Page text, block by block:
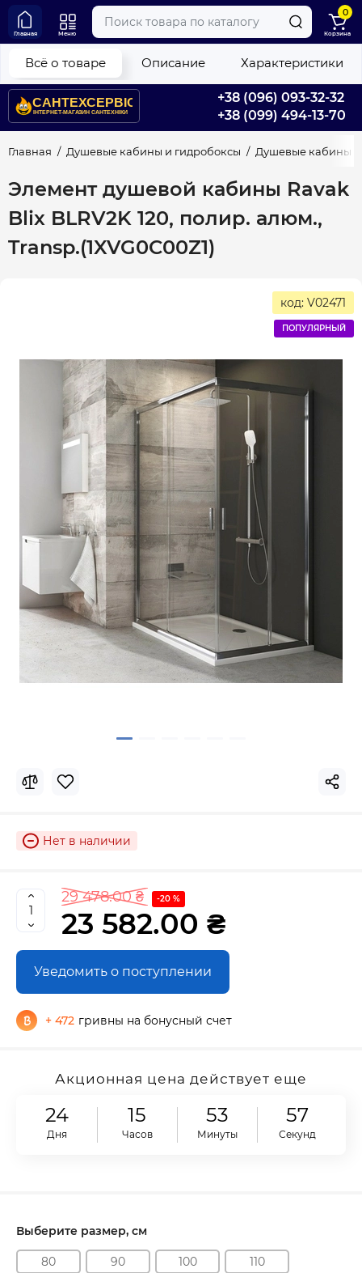
+38 (096) 093-32-32
+38 (099) 494-13-70
Главная Меню
0
Корзина
Главная Душевые кабины и гидробоксы Душевые кабины
Элемент душевой кабины Ravak
Blix BLRV2K 120, полир. алюм.,
Transp.(1XVG0C00Z1)
Всё о товаре Описание Характеристики
код: V02471
ПОПУЛЯРНЫЙ
Нет в наличии
29 478.00 ₴ -20 %
23 582.00 ₴
Уведомить о поступлении
+ 472 гривны на бонусный счет
Акционная цена действует еще
24
Дня
15
Часов
53
Минуты
56
Секунд
Выберите размер, см
80 90 100
110